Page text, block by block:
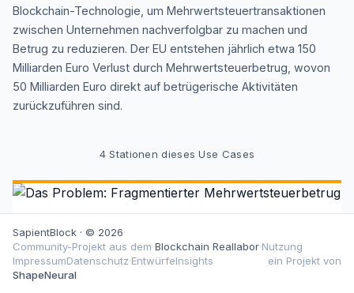
Blockchain-Technologie, um Mehrwertsteuertransaktionen
zwischen Unternehmen nachverfolgbar zu machen und
Betrug zu reduzieren. Der EU entstehen jährlich etwa 150
Milliarden Euro Verlust durch Mehrwertsteuerbetrug, wovon
50 Milliarden Euro direkt auf betrügerische Aktivitäten
zurückzuführen sind.
4 Stationen dieses Use Cases
Das Problem: Fragmentierter
Mehrwertsteuerbetrug
SapientBlock · © 2026·
Community-Projekt aus dem Blockchain Reallabor·Nutzung
ImpressumDatenschutz·EntwürfeInsights
ein Projekt von
ShapeNeural